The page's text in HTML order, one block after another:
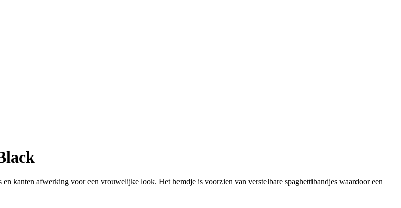
kanten afwerking voor een vrouwelijke look. Het hemdje is voorzien van verstelbare spaghettibandjes waardoor een